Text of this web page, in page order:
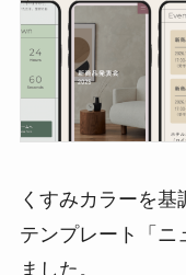
くすみカラーを
テンプレート「ニ
ました。